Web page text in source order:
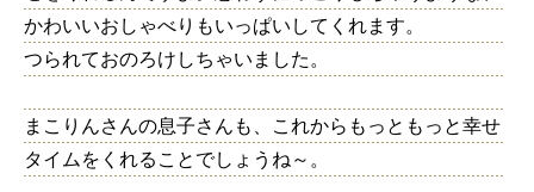
かわいいおしゃべりもいっぱいしてくれます。
つられておのろけしちゃいました。
まこりんさんの息子さんも、これからもっともっと幸せ
タイムをくれることでしょうね～。